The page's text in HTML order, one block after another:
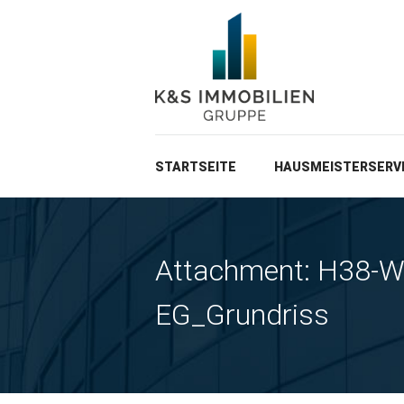
STARTSEITE
Attachment: H38-
EG_Grundriss